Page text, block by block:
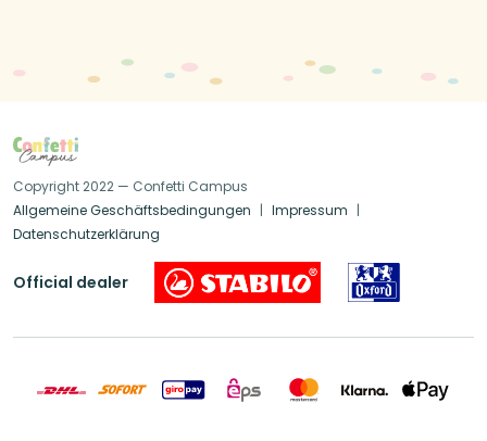
Copyright 2022 — Confetti Campus
Allgemeine Geschäftsbedingungen
Impressum
Datenschutzerklärung
Official dealer